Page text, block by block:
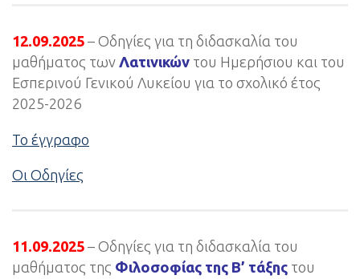
12.09.2025 – Οδηγίες για τη διδασκαλία του
μαθήματος των Λατινικών του Ημερήσιου και του
Εσπερινού Γενικού Λυκείου για το σχολικό έτος
2025-2026
Το έγγραφο
Οι Οδηγίες
11.09.2025 – Οδηγίες για τη διδασκαλία του
μαθήματος της Φιλοσοφίας της Β’ τάξης του